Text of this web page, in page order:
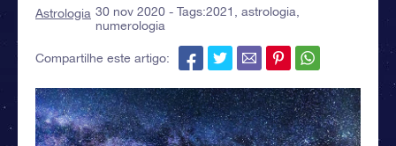
Astrologia 30 nov 2020 - Tags:2021 astrologia
numerologia
Compartilhe este artigo: